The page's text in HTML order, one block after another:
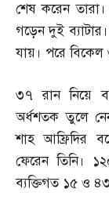
শেষ করেন
গড়েন দুই
যায়। পরে বিকেল
৩৭ রান নিয়ে
অর্ধশতক তুলে
শাহ আফ্রিদির
ফেরেন তিনি।
ব্যক্তিগত ১৫ ও